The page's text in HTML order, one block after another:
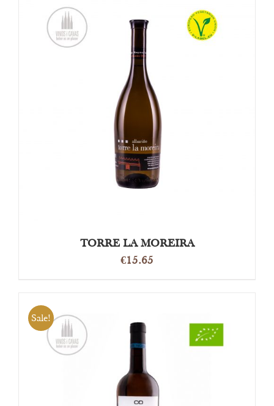
DETAILS
TORRE LA MOREIRA
€15.65
Sale!